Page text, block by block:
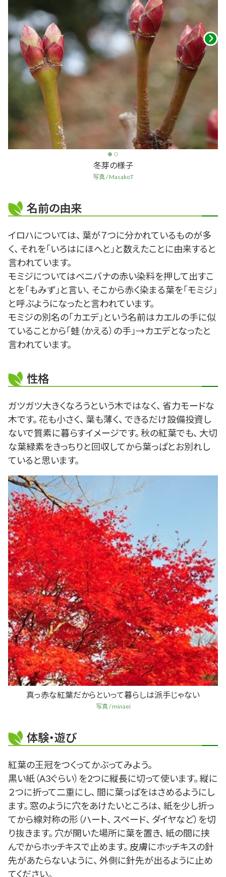
冬芽の様子
写真 / MasakoT
名前の由来
イロハについては、 葉が７つに分かれているものが多
く、 それを「いろはにほへと」と数えたことに由来すると
言われています。
モミジについてはベニバナの赤い染料を押して出すこ
とを「もみず」と言い、 そこから赤く染まる葉を「モミジ」
と呼ぶようになったと言われています。
モミジの別名の「カエデ」という名前はカエルの手に似
ていることから「蛙（かえる）の手」→カエデとなったと
言われています。
性格
ガツガツ大きくなろうという木ではなく、 省力モードな
木です。 花も小さく、 葉も薄く、 できるだけ設備投資し
ないで質素に暮らすイメージです。 秋の紅葉でも、 大切
な葉緑素をきっちりと回収してから葉っぱとお別れし
ていると思います。
真っ赤な紅葉だからといって暮らしは派手じゃない
写真 / minaei
体験・遊び
紅葉の王冠をつくってかぶってみよう。
黒い紙（A3ぐらい）を2つに縦長に切って使います。 縦に
２つに折って二重にし、 間に葉っぱをはさめるようにし
ます。 窓のように穴をあけたいところは、 紙を少し折っ
てから線対称の形（ハート、 スペード、 ダイヤなど）を切
り抜きます。 穴が開いた場所に葉を置き、 紙の間に挟
んでからホッチキスで止めます。 皮膚にホッチキスの針
先があたらないように、 外側に針先が出るように止め
てください。